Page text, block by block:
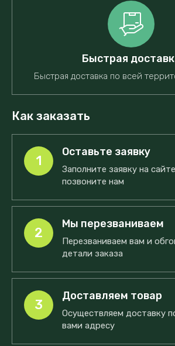
Быстрая
Быстрая доставка по всей
Как заказать
1
Оставьте заявку
Заполните заявку на
позвоните нам
2
Мы перезваниваем
Перезваниваем вам и
детали заказа
3
Доставляем товар
Осуществляем доставку
вами адресу